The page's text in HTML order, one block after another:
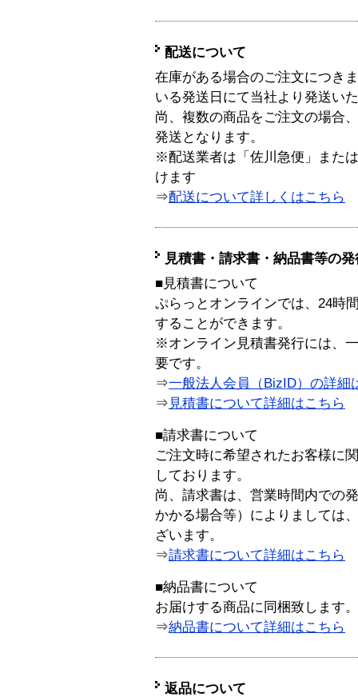
配送について
在庫がある場合のご注文につき
いる発送日にて当社より発送い
尚、複数の商品をご注文の場合
発送となります。
※配送業者は「佐川急便」また
けます
⇒配送について詳しくはこちら
見積書・請求書・納品書等の
■見積書について
ぷらっとオンラインでは、24時
することができます。
※オンライン見積書発行には、
要です。
⇒一般法人会員（BizID）の詳細
⇒ 見積書について詳細はこちら
■請求書について
ご注文時に希望されたお客様に
しております。
尚、請求書は、営業時間内での
かかる場合等）によりましては
ざいます。
⇒請求書について詳細はこちら
■納品書について
お届けする商品に同梱致します。
⇒納品書について詳細はこちら
返品について